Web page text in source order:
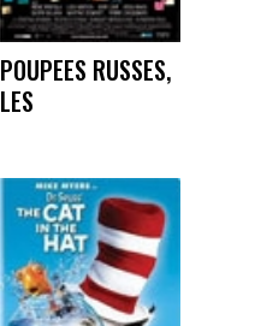
POUPEES RUSSES,
LES